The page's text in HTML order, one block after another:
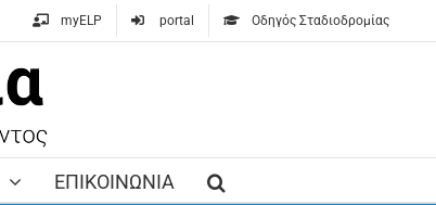
myELP portal Οδηγός Σταδιοδρομίας
ΕΠΙΚΟΙΝΩΝΙΑ